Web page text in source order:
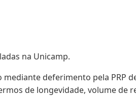
na Unicamp.
deferimento pela PRP
de longevidade, volume